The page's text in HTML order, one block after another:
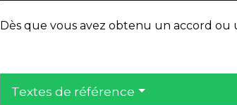
Dès que vous avez obtenu un accord
Textes de référence